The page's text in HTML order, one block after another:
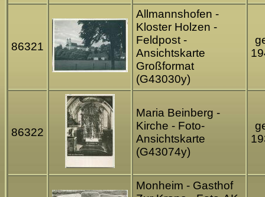
86321
Allmannshofen -
Kloster Holzen -
Feldpost -
Ansichtskarte
Großformat
(G43030y)
86322
Maria Beinberg -
Kirche - Foto-
Ansichtskarte
(G43074y)
Monheim - Gasthof